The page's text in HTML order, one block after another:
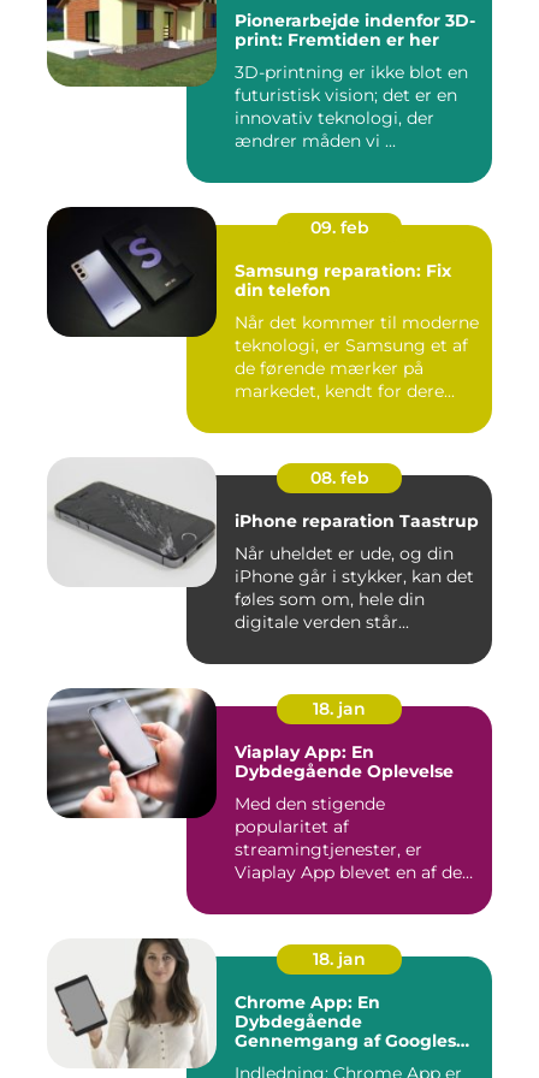
Pionerarbejde indenfor 3D-
print: Fremtiden er her
3D-printning er ikke blot en
futuristisk vision; det er en
innovativ teknologi, der
ændrer måden vi ...
09. feb
Samsung reparation: Fix
din telefon
Når det kommer til moderne
teknologi, er Samsung et af
de førende mærker på
markedet, kendt for dere...
08. feb
iPhone reparation Taastrup
Når uheldet er ude, og din
iPhone går i stykker, kan det
føles som om, hele din
digitale verden står...
18. jan
Viaplay App: En
Dybdegående Oplevelse
Med den stigende
popularitet af
streamingtjenester, er
Viaplay App blevet en af de
18. jan
Chrome App: En
Dybdegående
Gennemgang af Googles
Indledning: Chrome App er